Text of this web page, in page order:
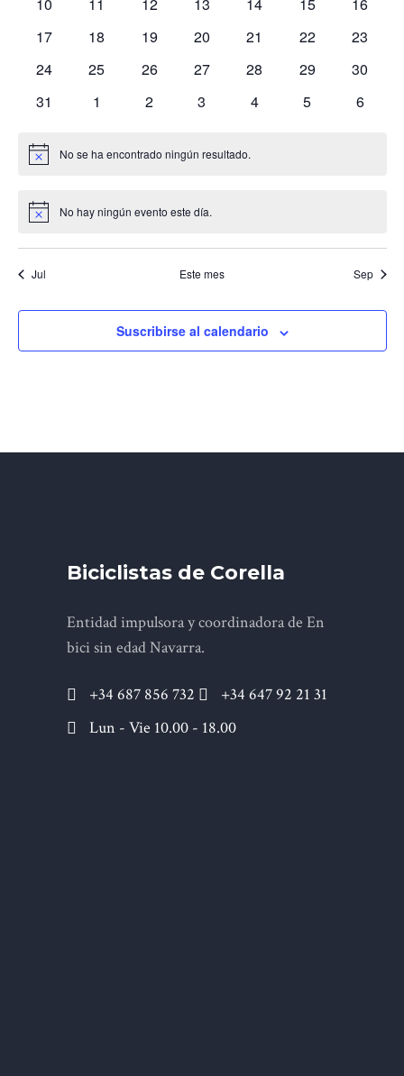
Eventos
0
17
0
18
0
19
0
20
0
21
0
22
0
23
0
24
0
25
0
26
0
27
0
28
0
29
0
30
0
31
0
1
0
2
0
3
0
4
0
5
0
6
Aviso No se ha encontrado ningún resultado.
Aviso No hay ningún evento este día.
Jul Este mes Sep
Suscribirse al calendario
Biciclistas de Corella
Entidad impulsora y coordinadora de En
bici sin edad Navarra.
+34 687 856 732
+34 647 92 21 31
Lun - Vie 10.00 - 18.00